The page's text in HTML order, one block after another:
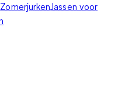
ZomerjurkenJassen voor